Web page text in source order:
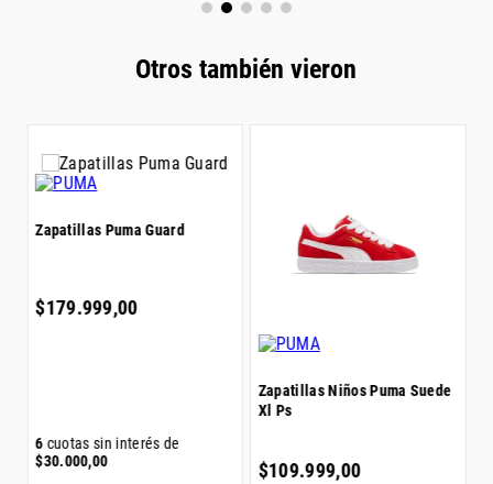
Otros también vieron
Zapatillas Puma Guard
$179.999,00
6 cuotas sin interés de
$30.000,00
Zapatillas Niños Puma Suede
Xl Ps
$109.999,00